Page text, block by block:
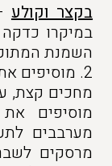
בקצר וקולע
במיקרו
השמנת